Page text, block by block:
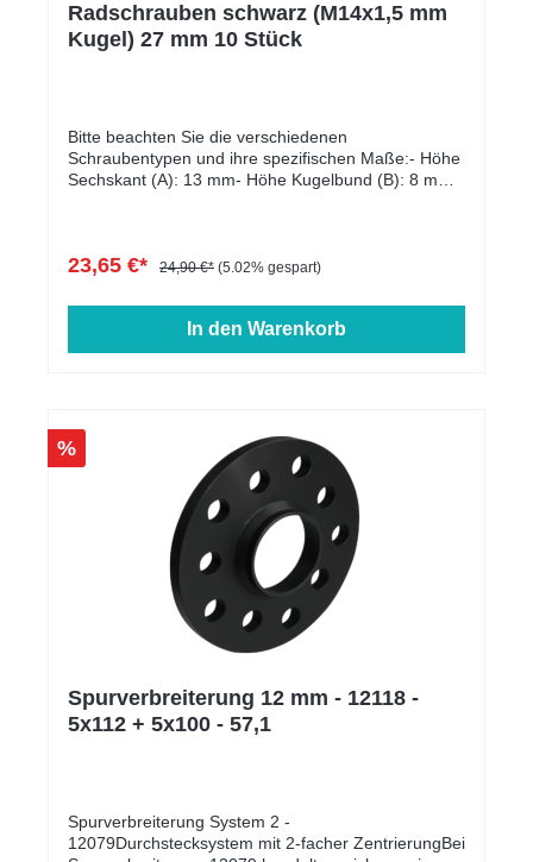
Radschrauben schwarz (M14x1,5 mm
Kugel) 27 mm 10 Stück
Bitte beachten Sie die verschiedenen
Schraubentypen und ihre spezifischen Maße:- Höhe
Sechskant (A): 13 mm- Höhe Kugelbund (B): 8 mm-
23,65 €* 24,90 €* (5.02% gespart)
In den Warenkorb
%
Spurverbreiterung 12 mm - 12118 -
5x112 + 5x100 - 57,1
Spurverbreiterung System 2 -
12079Durchstecksystem mit 2-facher ZentrierungBei